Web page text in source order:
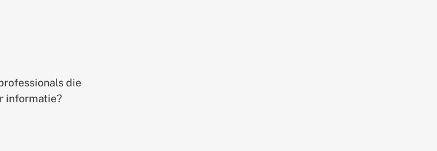
die
informatie?